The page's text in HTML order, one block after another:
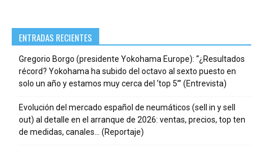
ENTRADAS RECIENTES
Gregorio Borgo (presidente Yokohama Europe): “¿Resultados
récord? Yokohama ha subido del octavo al sexto puesto en
solo un año y estamos muy cerca del ‘top 5’” (Entrevista)
Evolución del mercado español de neumáticos (sell in y sell
out) al detalle en el arranque de 2026: ventas, precios, top ten
de medidas, canales… (Reportaje)